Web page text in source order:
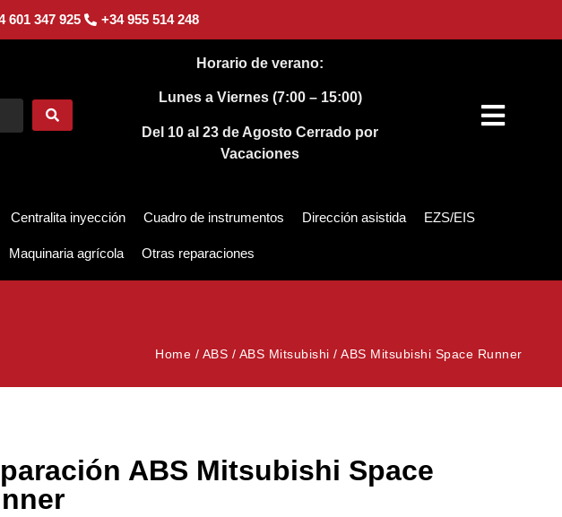
601 347 925 +34 955 514 248
Horario de verano:
Lunes a Viernes (7:00 – 15:00)
Del 10 al 23 de AgostoCerrado por
Vacaciones
Centralita inyección Cuadro de instrumentos Dirección asistida EZS/EIS
Maquinaria agrícola Otras reparaciones
Home / ABS / ABS Mitsubishi /ABS Mitsubishi Space Runner
ABS Mitsubishi Space